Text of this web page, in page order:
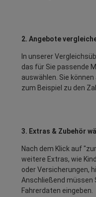
2. Angebote
In unserer
das für Sie passende
auswählen. Sie
zum Beispiel zu den
3. Extras & Zubehör
Nach dem Klick auf
weitere Extras, wie
oder Versicherungen,
Anschließend müssen
Fahrerdaten eingeben.